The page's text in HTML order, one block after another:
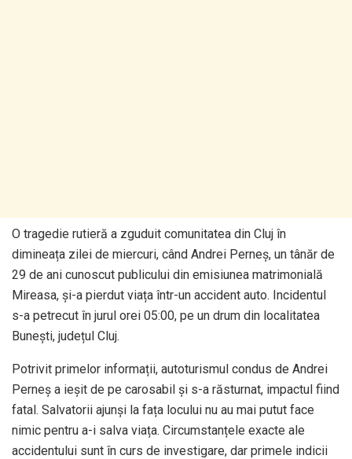
O tragedie rutieră a zguduit comunitatea din Cluj în
dimineața zilei de miercuri, când Andrei Perneș, un tânăr de
29 de ani cunoscut publicului din emisiunea matrimonială
Mireasa, și-a pierdut viața într-un accident auto. Incidentul
s-a petrecut în jurul orei 05:00, pe un drum din localitatea
Bunești, județul Cluj.
Potrivit primelor informații, autoturismul condus de Andrei
Perneș a ieșit de pe carosabil și s-a răsturnat, impactul fiind
fatal. Salvatorii ajunși la fața locului nu au mai putut face
nimic pentru a-i salva viața. Circumstanțele exacte ale
accidentului sunt în curs de investigare, dar primele indicii